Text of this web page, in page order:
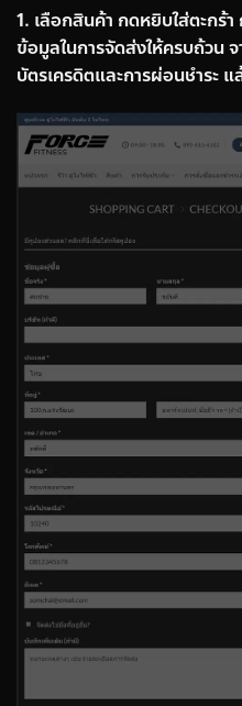
1. เลือกสินค้า กดหยิบใส่ตะกร้
ข้อมูลในการจัดส่งให้ครบถ้วน จ
บัตรเครดิตและการผ่อนชำระ